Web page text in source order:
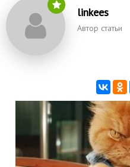
linkees
Автор статьи